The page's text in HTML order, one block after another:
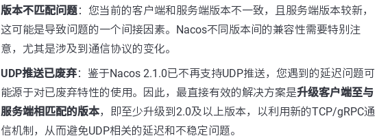
版本不匹配问题：您当前的客户端和服务端版本不一致，且服务端版本较新，
这可能是导致问题的一个间接因素。Nacos不同版本间的兼容性需要特别注
意，尤其是涉及到通信协议的变化。
UDP推送已废弃：鉴于Nacos 2.1.0已不再支持UDP推送，您遇到的延迟问题可
能源于对已废弃特性的使用。因此，最直接有效的解决方案是升级客户端至与
服务端相匹配的版本，即至少升级到2.0及以上版本，以利用新的TCP/gRPC通
信机制，从而避免UDP相关的延迟和不稳定问题。